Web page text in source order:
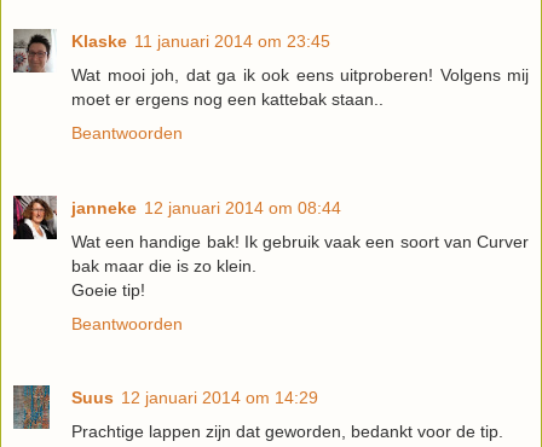
Klaske 11 januari 2014 om 23:45
Wat mooi joh, dat ga ik ook eens uitproberen! Volgens mij
moet er ergens nog een kattebak staan..
Beantwoorden
janneke 12 januari 2014 om 08:44
Wat een handige bak! Ik gebruik vaak een soort van Curver
bak maar die is zo klein.
Goeie tip!
Beantwoorden
Suus 12 januari 2014 om 14:29
Prachtige lappen zijn dat geworden, bedankt voor de tip.